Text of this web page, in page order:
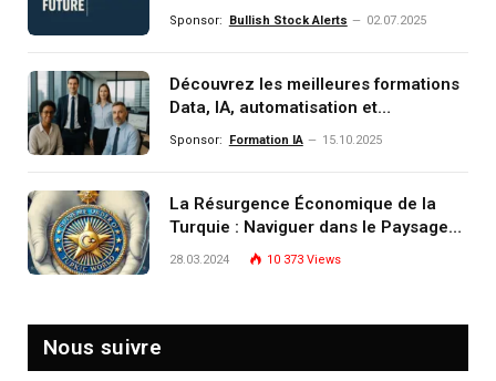
comprendre, investir et dominer le
Sponsor: Bullish Stock Alerts 02.07.2025
Découvrez les meilleures formations
Data, IA, automatisation et
investissement (gestion de
Sponsor: Formation IA 15.10.2025
La Résurgence Économique de la
Turquie : Naviguer dans le Paysage
Post-Crise
28.03.2024 10 373 Views
Nous suivre